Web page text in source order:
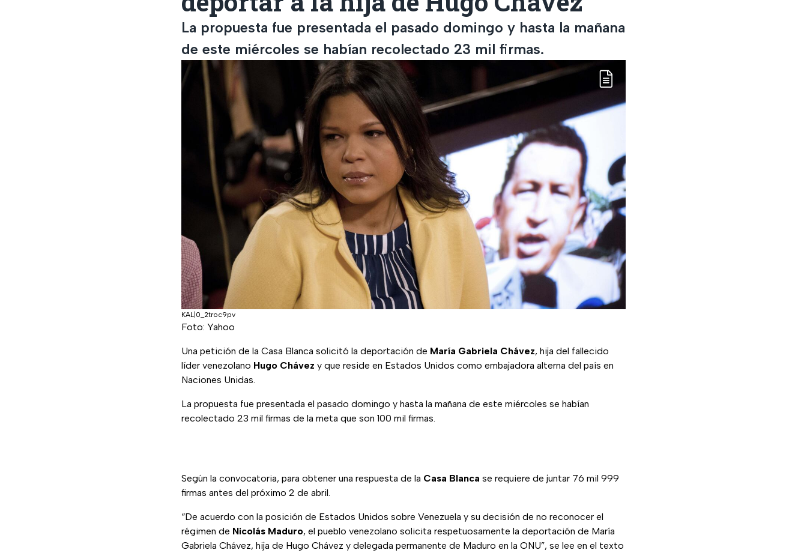
La propuesta fue presentada el pasado domingo y hasta la mañana
de este miércoles se habían recolectado 23 mil firmas.
KAL|0_2troc9pv
Foto: Yahoo
Una petición de la Casa Blanca solicitó la deportación de María Gabriela Chávez, hija del fallecido
líder venezolano Hugo Chávez y que reside en Estados Unidos como embajadora alterna del país en
Naciones Unidas.
La propuesta fue presentada el pasado domingo y hasta la mañana de este miércoles se habían
recolectado 23 mil firmas de la meta que son 100 mil firmas.
Según la convocatoria, para obtener una respuesta de la Casa Blanca se requiere de juntar 76 mil 999
firmas antes del próximo 2 de abril.
“De acuerdo con la posición de Estados Unidos sobre Venezuela y su decisión de no reconocer el
régimen de Nicolás Maduro, el pueblo venezolano solicita respetuosamente la deportación de María
Gabriela Chávez, hija de Hugo Chávez y delegada permanente de Maduro en la ONU”, se lee en el texto